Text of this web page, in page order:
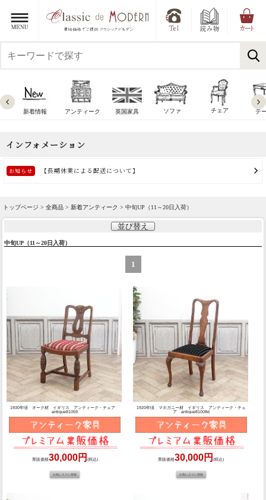
新着情報 アンティーク 英国家具 ソファ チェア テ
トップページ > 全商品 > 新着アンティーク > 中旬UP（11～20日入荷）
並び替え
中旬UP（11～20日入荷）
1
1930年頃 オーク材 イギリス アンティーク・チェア
antique81059
業販価格30,000円 (税込)
1920年頃 マホガニー材 イギリス アンティーク・チェ
ア antique81008d
業販価格30,000円(税込)